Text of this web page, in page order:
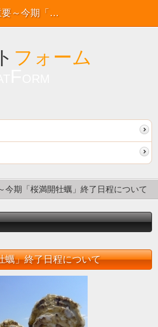
～重要～今期「桜満開牡蠣」終了日程について | 新着情報
フォ ーム
今期「桜満開牡蠣」終了日程について
蠣」終了日程について